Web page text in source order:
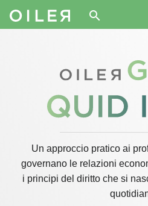
search
Un approccio pratico ai
governano le relazioni
i principi del diritto che si